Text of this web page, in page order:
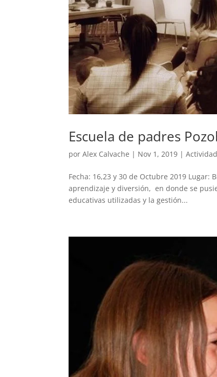
Escuela de padres
porAlex Calvache | Nov 1, 2019 |
Fecha: 16,23 y 30 de Octubre 2019
aprendizaje y diversión, en donde se
educativas utilizadas y la gestión...